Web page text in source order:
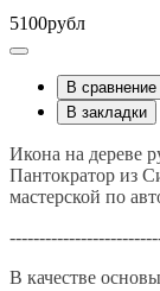
5100рубл
В сравнение
В закладки
Икона на дереве
Пантократор из
мастерской по
В качестве